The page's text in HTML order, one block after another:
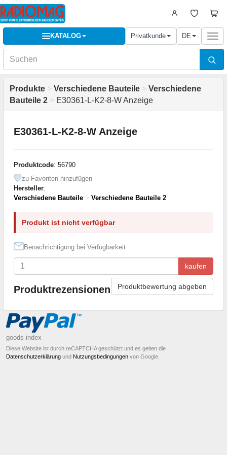
KATALOG Privatkunde DE
Produkte > Verschiedene Bauteile > Verschiedene
Bauteile 2 > E30361-L-K2-8-W Anzeige
E30361-L-K2-8-W Anzeige
Produktcode: 56790
zu Favoriten hinzufügen
Hersteller:
Verschiedene Bauteile > Verschiedene Bauteile 2
Produkt ist nicht verfügbar
Benachrichtigung bei Verfügbarkeit
kaufen
Produktrezensionen Produktbewertung abgeben
goods index
Diese Website ist durch reCAPTCHA geschützt und es gelten die
Datenschutzerklärung und Nutzungsbedingungen von Google.